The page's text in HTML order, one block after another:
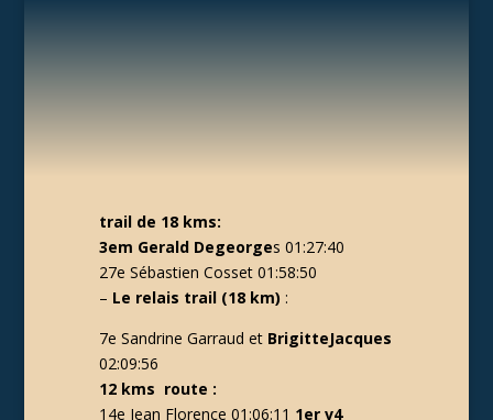
trail de 18 kms:
3em Gerald Degeorges 01:27:40
27e Sébastien Cosset 01:58:50
– Le relais trail (18 km) :
7e Sandrine Garraud et BrigitteJacques
02:09:56
12 kms route :
14e Jean Florence 01:06:11 1er v4